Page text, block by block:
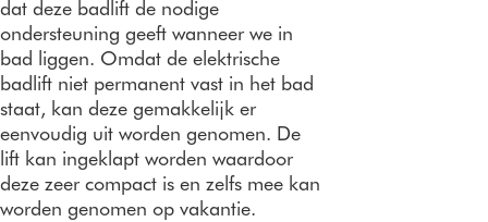
dat deze badlift de nodige
ondersteuning geeft wanneer we in
bad liggen. Omdat de elektrische
badlift niet permanent vast in het bad
staat, kan deze gemakkelijk er
eenvoudig uit worden genomen. De
lift kan ingeklapt worden waardoor
deze zeer compact is en zelfs mee kan
worden genomen op vakantie.